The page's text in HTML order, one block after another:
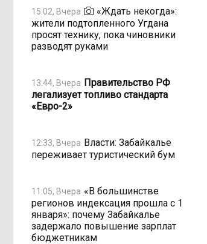
15:02, Вчера
«Ждать некогда»:
жители подтопленного Угдана
просят технику, пока чиновники
разводят руками
13:44, Вчера Правительство РФ
легализует топливо стандарта
«Евро-2»
12:33, Вчера Власти: Забайкалье
переживает туристический бум
11:05, Вчера «В большинстве
регионов индексация прошла с 1
января»: почему Забайкалье
задержало повышение зарплат
бюджетникам